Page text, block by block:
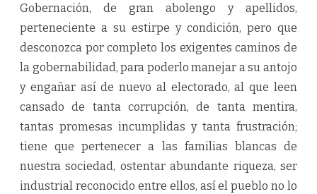
Gobernación, de gran abolengo y apellidos,
perteneciente a su estirpe y condición, pero que
desconozca por completo los exigentes caminos de
la gobernabilidad, para poderlo manejar a su antojo
y engañar así de nuevo al electorado, al que leen
cansado de tanta corrupción, de tanta mentira,
tantas promesas incumplidas y tanta frustración;
tiene que pertenecer a las familias blancas de
nuestra sociedad, ostentar abundante riqueza, ser
industrial reconocido entre ellos, así el pueblo no lo